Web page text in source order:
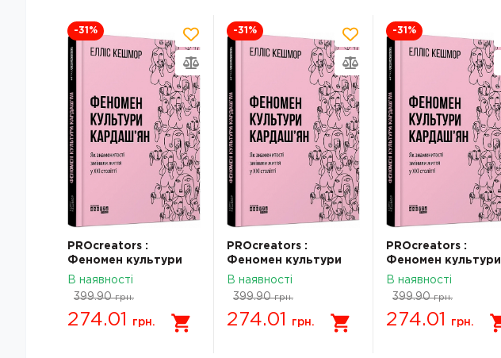
-31 %
PROcreators :
Феномен культури
Кардаш’ян
В наявності
399.90 грн.
274.01 грн.
-31 %
PROcreators :
Феномен культури
Кардаш’ян
В наявності
399.90 грн.
274.01 грн.
-31 %
PROcreators :
Феномен культури
Кардаш’ян
В наявності
399.90 грн.
274.01 грн.